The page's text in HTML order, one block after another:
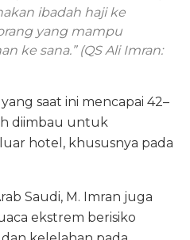
ibadah haji ke
yang mampu
ke sana.” (QS Ali Imran:
saat ini mencapai 42–
diimbau untuk
hotel, khususnya pada
Saudi, M. Imran juga
ekstrem berisiko